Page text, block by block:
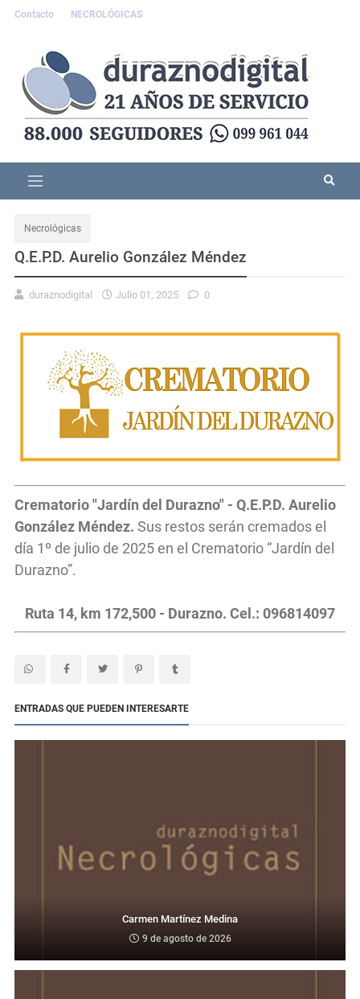
Contacto NECROLÓGICAS
Necrológicas
Q.E.P.D. Aurelio González Méndez
duraznodigital Julio 01, 2025 0
Crematorio "Jardín del Durazno" - Q.E.P.D. Aurelio
González Méndez. Sus restos serán cremados el
día 1º de julio de 2025 en el Crematorio “Jardín del
Durazno”.
Ruta 14, km 172,500 - Durazno. Cel.: 096814097
ENTRADAS QUE PUEDEN INTERESARTE
Carmen Martínez Medina
9 de agosto de 2026